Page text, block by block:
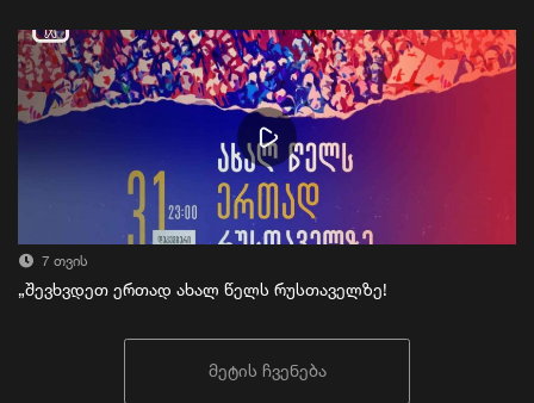
7 თვის
„შევხვდეთ ერთად ახალ წელს რუსთაველზე!
მეტის ჩვენება